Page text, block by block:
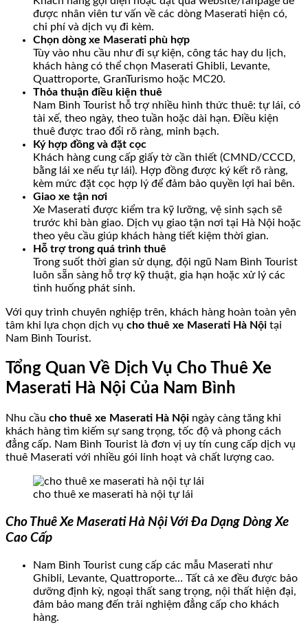
được nhân viên tư vấn về các dòng Maserati hiện có,
chi phí và dịch vụ đi kèm.
Chọn dòng xe Maserati phù hợp
Tùy vào nhu cầu như đi sự kiện, công tác hay du lịch,
khách hàng có thể chọn Maserati Ghibli, Levante,
Quattroporte, GranTurismo hoặc MC20.
Thỏa thuận điều kiện thuê
Nam Bình Tourist hỗ trợ nhiều hình thức thuê: tự lái, có
tài xế, theo ngày, theo tuần hoặc dài hạn. Điều kiện
thuê được trao đổi rõ ràng, minh bạch.
Ký hợp đồng và đặt cọc
Khách hàng cung cấp giấy tờ cần thiết (CMND/CCCD,
bằng lái xe nếu tự lái). Hợp đồng được ký kết rõ ràng,
kèm mức đặt cọc hợp lý để đảm bảo quyền lợi hai bên.
Giao xe tận nơi
Xe Maserati được kiểm tra kỹ lưỡng, vệ sinh sạch sẽ
trước khi bàn giao. Dịch vụ giao tận nơi tại Hà Nội hoặc
theo yêu cầu giúp khách hàng tiết kiệm thời gian.
Hỗ trợ trong quá trình thuê
Trong suốt thời gian sử dụng, đội ngũ Nam Bình Tourist
luôn sẵn sàng hỗ trợ kỹ thuật, gia hạn hoặc xử lý các
tình huống phát sinh.
Với quy trình chuyên nghiệp trên, khách hàng hoàn toàn yên
tâm khi lựa chọn dịch vụ cho thuê xe Maserati Hà Nội tại
Nam Bình Tourist.
Tổng Quan Về Dịch Vụ Cho Thuê Xe
Maserati Hà Nội Của Nam Bình
Nhu cầu cho thuê xe Maserati Hà Nội ngày càng tăng khi
khách hàng tìm kiếm sự sang trọng, tốc độ và phong cách
đẳng cấp. Nam Bình Tourist là đơn vị uy tín cung cấp dịch vụ
thuê Maserati với nhiều gói linh hoạt và chất lượng cao.
cho thuê xe maserati hà nội tự lái
Cho Thuê Xe Maserati Hà Nội Với Đa Dạng Dòng Xe
Cao Cấp
Nam Bình Tourist cung cấp các mẫu Maserati như
Ghibli, Levante, Quattroporte… Tất cả xe đều được bảo
dưỡng định kỳ, ngoại thất sang trọng, nội thất hiện đại,
đảm bảo mang đến trải nghiệm đẳng cấp cho khách
hàng.